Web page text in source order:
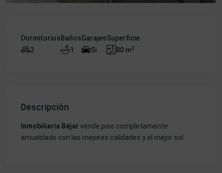
Dormitorios
2
Baños
1
Garajes
Si
Superficie
80 m2
Descripción
Inmobiliaria Béjar vende piso completamente
amueblado con las mejores calidades y el mejor sol.